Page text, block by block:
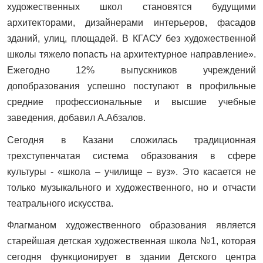
художественных школ становятся будущими
архитекторами, дизайнерами интерьеров, фасадов
зданий, улиц, площадей. В КГАСУ без художественной
школы тяжело попасть на архитектурное направление».
Ежегодно 12% выпускников учреждений
допобразования успешно поступают в профильные
средние профессиональные и высшие учебные
заведения, добавил А.Абзалов.
Сегодня в Казани сложилась традиционная
трехступенчатая система образования в сфере
культуры - «школа – училище – вуз». Это касается не
только музыкального и художественного, но и отчасти
театрального искусства.
Флагманом художественного образования является
старейшая детская художественная школа №1, которая
сегодня функционирует в здании Детского центра